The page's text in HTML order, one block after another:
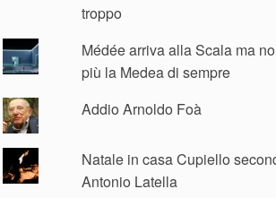
troppo
Médée arriva alla Scala ma
più la Medea di sempre
Addio Arnoldo Foà
Natale in casa Cupiello
Antonio Latella